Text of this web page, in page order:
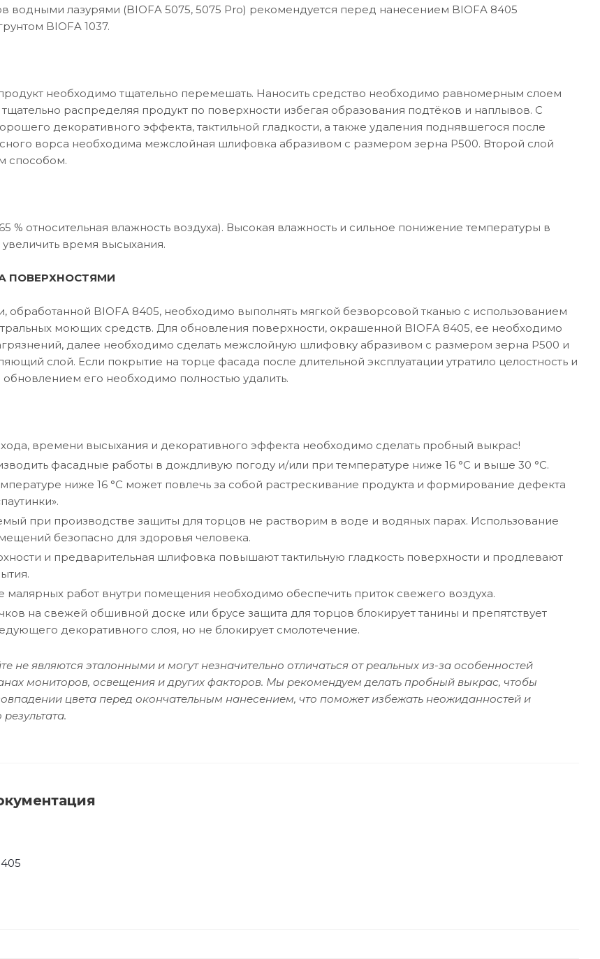
водными лазурями (BIOFA 5075, 5075 Pro) рекомендуется перед нанесением BIOFA 8405
BIOFA 1037.
необходимо тщательно перемешать. Наносить средство необходимо равномерным слоем
распределяя продукт по поверхности избегая образования подтёков и наплывов. С
декоративного эффекта, тактильной гладкости, а также удаления поднявшегося после
ворса необходима межслойная шлифовка абразивом с размером зерна P500. Второй слой
способом.
% относительная влажность воздуха). Высокая влажность и сильное понижение температуры в
время высыхания.
ПОВЕРХНОСТЯМИ
обработанной BIOFA 8405, необходимо выполнять мягкой безворсовой тканью с использованием
моющих средств. Для обновления поверхности, окрашенной BIOFA 8405, ее необходимо
далее необходимо сделать межслойную шлифовку абразивом с размером зерна P500 и
слой. Если покрытие на торце фасада после длительной эксплуатации утратило целостность и
его необходимо полностью удалить.
времени высыхания и декоративного эффекта необходимо сделать пробный выкрас!
фасадные работы в дождливую погоду и/или при температуре ниже 16 °C и выше 30 °C.
ниже 16 °C может повлечь за собой растрескивание продукта и формирование дефекта
при производстве защиты для торцов не растворим в воде и водяных парах. Использование
безопасно для здоровья человека.
и предварительная шлифовка повышают тактильную гладкость поверхности и продлевают
малярных работ внутри помещения необходимо обеспечить приток свежего воздуха.
на свежей обшивной доске или брусе защита для торцов блокирует танины и препятствует
декоративного слоя, но не блокирует смолотечение.
не являются эталонными и могут незначительно отличаться от реальных из-за особенностей
мониторов, освещения и других факторов. Мы рекомендуем делать пробный выкрас, чтобы
цвета перед окончательным нанесением, что поможет избежать неожиданностей и